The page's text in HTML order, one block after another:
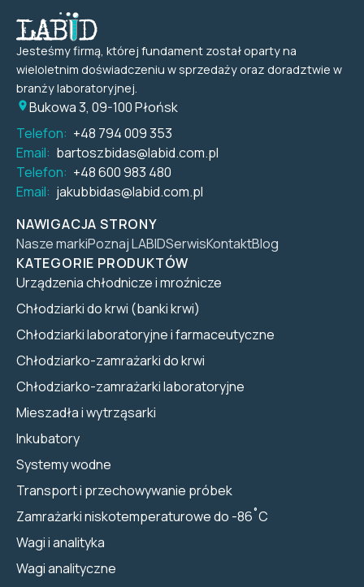
Jesteśmy firmą, której fundament został oparty na
wieloletnim doświadczeniu w sprzedaży oraz doradztwie w
branży laboratoryjnej.
Bukowa 3, 09-100 Płońsk
Telefon: +48 794 009 353
Email: bartoszbidas@labid.com.pl
Telefon: +48 600 983 480
Email: jakubbidas@labid.com.pl
NAWIGACJA STRONY
Nasze markiPoznaj LABIDSerwisKontaktBlog
KATEGORIE PRODUKTÓW
Urządzenia chłodnicze i mroźnicze
Chłodziarki do krwi (banki krwi)
Chłodziarki laboratoryjne i farmaceutyczne
Chłodziarko-zamrażarki do krwi
Chłodziarko-zamrażarki laboratoryjne
Mieszadła i wytrząsarki
Inkubatory
Systemy wodne
Transport i przechowywanie próbek
Zamrażarki niskotemperaturowe do -86˚C
Wagi i analityka
Wagi analityczne